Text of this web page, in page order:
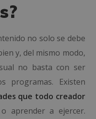
no solo se debe
y, del mismo modo,
no basta con ser
programas. Existen
que todo creador
aprender a ejercer.